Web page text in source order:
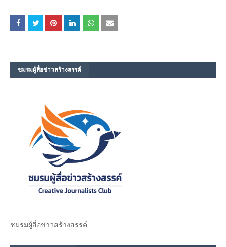
ชมรม​ผู้สื่อข่าวสร้างสรรค์​
ชมรม​ผู้สื่อข่าวสร้างสรรค์​